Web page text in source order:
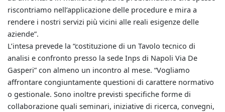
riscontriamo nell’applicazione delle procedure e mira a
rendere i nostri servizi più vicini alle reali esigenze delle
aziende”.
L’intesa prevede la “costituzione di un Tavolo tecnico di
analisi e confronto presso la sede Inps di Napoli Via De
Gasperi” con almeno un incontro al mese. “Vogliamo
affrontare congiuntamente questioni di carattere normativo
o gestionale. Sono inoltre previsti specifiche forme di
collaborazione quali seminari, iniziative di ricerca, convegni,